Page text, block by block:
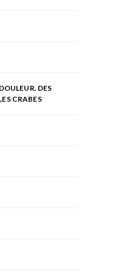
DES
CRABES